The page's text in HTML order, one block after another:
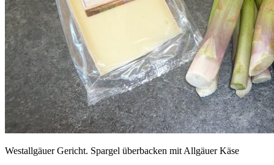
Westallgäuer Gericht. Spargel überbacken mit Allgäuer Käse